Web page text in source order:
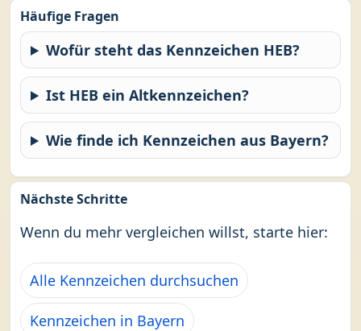
Häufige Fragen
Wofür steht das Kennzeichen HEB?
Ist HEB ein Altkennzeichen?
Wie finde ich Kennzeichen aus Bayern?
Nächste Schritte
Wenn du mehr vergleichen willst, starte hier:
Alle Kennzeichen durchsuchen
Kennzeichen in Bayern